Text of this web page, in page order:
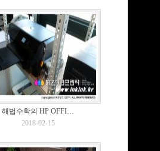
해법수학의 HP OFFI…
2018-02-15